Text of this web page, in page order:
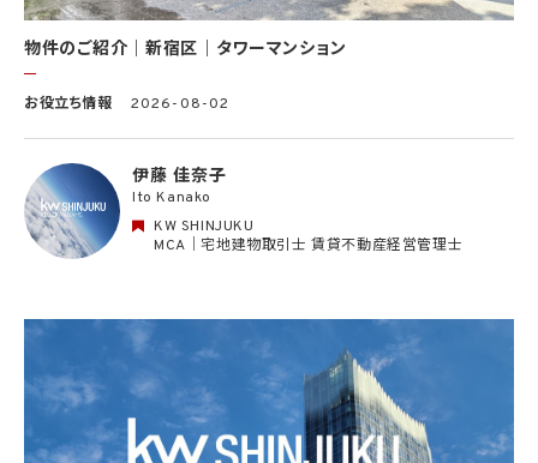
(12) 当社のサービスを通じて実施された不動産に関する取引の実績について、個人を識
別できない形式に加工した統計データを作成するため
(13) その他、上記利用目的に付随する目的のため
る運営、サービスの利用状況等を分析した情報を用いたシステムの改善及び開発並びに
することについて同意を撤回し又は異議を述べた場合には、当社はただちにその旨を当
該第三者に通知するものとします。
3. 個人情報利用目的の変更
4. 個人情報利用の制限
4.1 当社は、個人情報保護法その他の法令により許容される場合を除き、本人の同意を得
ず、利用目的の達成に必要な範囲を超えて個人情報を取り扱いません。但し、次の場合は
この限りではありません。
(1) 法令に基づく場合
(2) 人の生命、身体又は財産の保護のために必要がある場合であって、本人の同意を得
物件のご紹介｜新宿区｜タワーマンション
お役立ち情報 2026-08-02
伊藤 佳奈子
Ito Kanako
KW SHINJUKU
MCA｜宅地建物取引士 賃貸不動産経営管理士